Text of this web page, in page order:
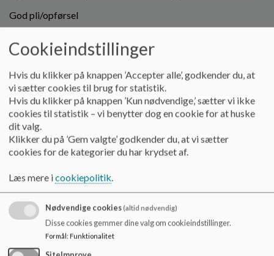
God pli/opførsel
At man udviser empati og navigerer ud fra samvittighed
Tager ansvar og udviser ansvarlighed
Er lydhør
Har en god sproglig omgangstone
At man passer på sig selv og hinanden
En mere detaljeret beskrivelse:
Udskolingen på Skovvangskolen er en 2-sporet udskoling,
ydermere er der et 10. klasses center, som dog har sin egen
matrikel i Hammel by. Skovvangskolen har også
specialklasser, som primært består af elever fra hele
Favrskov kommune. Eleverne i specialklasserne er placeret i
klasselokaler der fortrinsvist ligger i det afsnit af skolen, hvor
eleverne aldersmæssigt hører hjemme.
På papiret er Skovvangskolen en almindelig almen
folkeskole, men når man dykker dybere ned, bliver det
Cookieindstillinger
Hvis du klikker på knappen ’Accepter alle’, godkender du, at
vi sætter cookies til brug for statistik.
Hvis du klikker på knappen ’Kun nødvendige,’ sætter vi ikke
cookies til statistik – vi benytter dog en cookie for at huske
dit valg.
Klikker du på ’Gem valgte’ godkender du, at vi sætter
cookies for de kategorier du har krydset af.
Læs mere icookiepolitik.
Nødvendige cookies(altid nødvendig)
Disse cookies gemmer dine valg om cookieindstillinger.
Formål: Funktionalitet